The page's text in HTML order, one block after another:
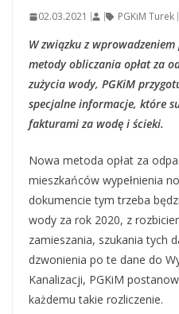
02.03.2021 PGKiM Turek
W związku z
metody obliczania opłat za
zużycia wody, PGKiM
specjalne informacje, które
fakturami za wodę i ścieki.
Nowa metoda opłat za
mieszkańców wypełnienia
dokumencie tym trzeba
wody za rok 2020, z
zamieszania, szukania tych
dzwonienia po te dane do
Kanalizacji, PGKiM
każdemu takie rozliczenie.